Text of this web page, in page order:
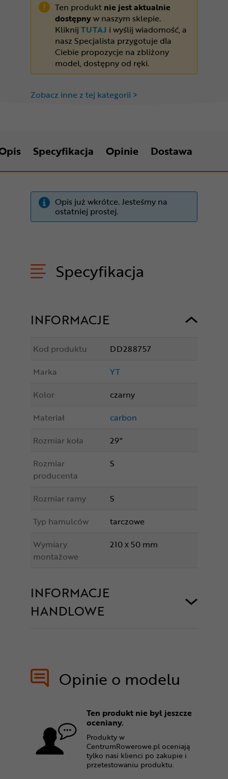
Ten produkt nie jest aktualnie
dostępnyw naszym sklepie.
Kliknij TUTAJ i wyślij wiadomość, a
nasz Specjalista przygotuje dla
Ciebie propozycje na zbliżony
model, dostępny od ręki.
Zobacz inne z tej kategorii >
Specyfikacja Opinie Dostawa
Opis już wkrótce. Jesteśmy na
ostatniej prostej.
Specyfikacja
INFORMACJE
Kod produktu
DD288757
Marka
YT
Kolor
czarny
Materiał
carbon
Rozmiar koła
29"
Rozmiar
producenta
S
Rozmiar ramy
S
Typ hamulców
tarczowe
Wymiary
montażowe
210 x 50 mm
INFORMACJE
HANDLOWE
Opinie o modelu
Ten produkt nie był jeszcze
oceniany.
Produkty w
CentrumRowerowe.pl oceniają
tylko nasi klienci po zakupie i
przetestowaniu produktu.